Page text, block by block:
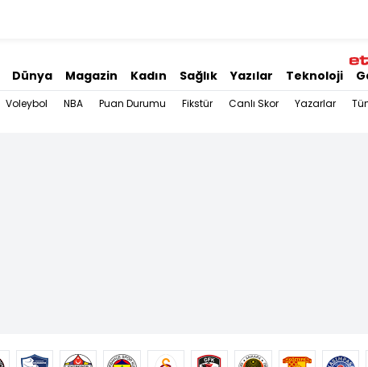
Dünya Magazin Kadın Sağlık Yazılar Teknoloji
Voleybol NBA Puan Durumu Fikstür Canlı Skor Yazarlar